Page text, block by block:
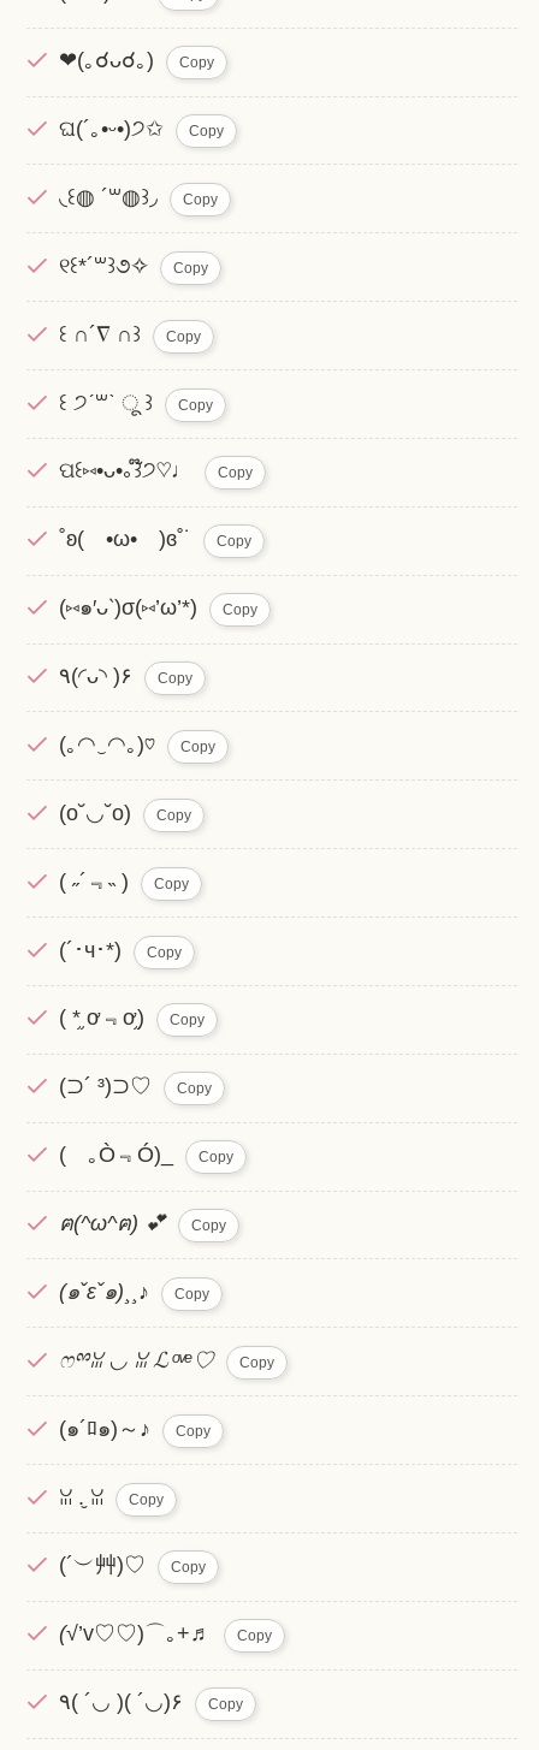
❤(｡☌ᴗ☌｡) Copy
ଘ(´｡•ᵕ•)੭✩ Copy
◟꒰◍ ´꒳◍꒱◞ Copy
୧꒰*´꒳꒱૭✧ Copy
꒰ ∩´∇ ∩꒱ Copy
꒰ ੭ˊ꒳ˋ ू ꒱ Copy
ପ꒰⑅•ᴗ•｡꒱໊੭♡♩ Copy
˚ʚ( •ω• )ɞ˚˙ Copy
(⑅๑′ᴗ‵)σ(⑅’ω’*) Copy
٩(◜ᴗ◝ )۶ Copy
(｡◠‿◠｡)♡ Copy
(o˘◡˘o) Copy
( ˶´﹃˵ ) Copy
(´･ч･*) Copy
( * ֦ơ﹃ơ֦) Copy
(⊃´ ³)⊃♡ Copy
( ｡Ò﹃Ó)_ Copy
ฅ(^ω^ฅ) 💕 Copy
(๑ˇεˇ๑)¸¸♪ Copy
ෆྉꈍ ◡ ꈍ ℒ ͦ ͮ ͤ ♡ Copy
(๑´ﾛ๑)～♪ Copy
ꈍ .̮ ꈍ Copy
(´︶艸)♡ Copy
(√’v♡♡)⌒｡+♬ Copy
٩( ´◡ )( ´◡)۶ Copy